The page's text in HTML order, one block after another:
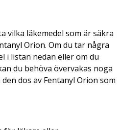
vilka läkemedel som är säkra
Orion. Om du tar några
i listan nedan eller om du
du behöva övervakas noga
dos av Fentanyl Orion som